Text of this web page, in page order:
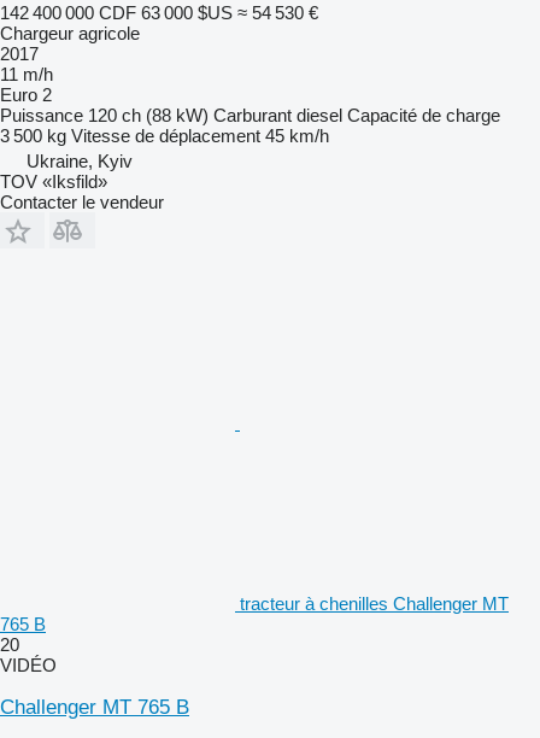
142 400 000 CDF 63 000 $US ≈ 54 530 €
Chargeur agricole
2017
11 m/h
Euro 2
Puissance 120 ch (88 kW) Carburant diesel Capacité de charge
3 500 kg Vitesse de déplacement 45 km/h
Ukraine, Kyiv
TOV «Iksfild»
Contacter le vendeur
tracteur à chenilles Challenger MT
765 B
20
VIDÉO
Challenger MT 765 B